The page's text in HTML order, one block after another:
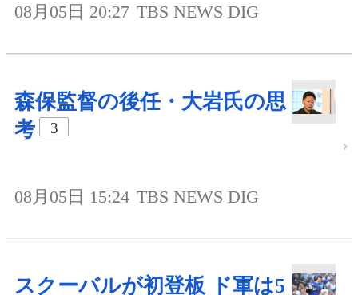
08月05日 20:27 TBS NEWS DIG
森保監督の後任・大岩氏の思
考
3
08月05日 15:24 TBS NEWS DIG
スクーバルが初登板 ド軍は5